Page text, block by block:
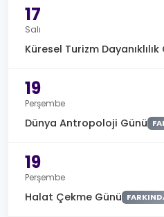
17
Salı
Küresel Turizm Dayanıklılık
19
Perşembe
Dünya Antropoloji Günü
19
Perşembe
Halat Çekme Günü